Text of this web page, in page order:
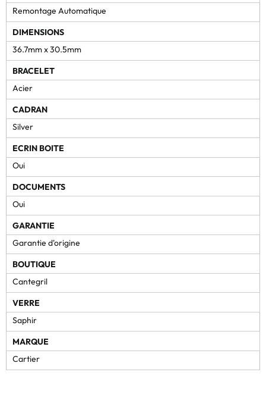
Remontage Automatique
DIMENSIONS
36.7mm x 30.5mm
BRACELET
Acier
CADRAN
Silver
ECRIN BOITE
Oui
DOCUMENTS
Oui
GARANTIE
Garantie d'origine
BOUTIQUE
Cantegril
VERRE
Saphir
MARQUE
Cartier